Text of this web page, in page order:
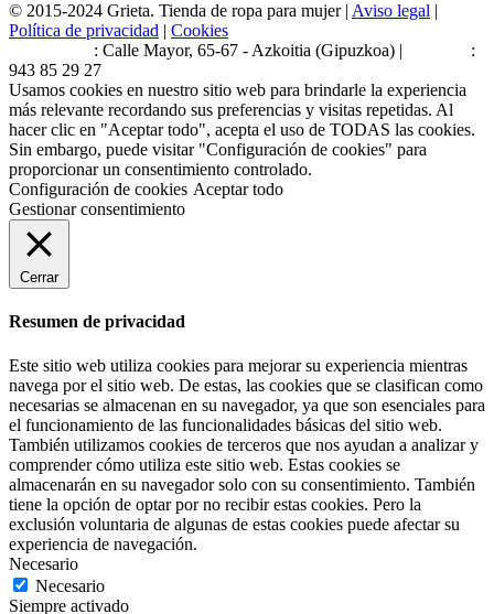
© 2015-2024 Grieta. Tienda de ropa para mujer | Aviso legal |
Política de privacidad | Cookies
: Calle Mayor, 65-67 - Azkoitia (Gipuzkoa) |
:
943 85 29 27
Usamos cookies en nuestro sitio web para brindarle la experiencia
más relevante recordando sus preferencias y visitas repetidas. Al
hacer clic en "Aceptar todo", acepta el uso de TODAS las cookies.
Sin embargo, puede visitar "Configuración de cookies" para
proporcionar un consentimiento controlado.
Configuración de cookies Aceptar todo
Gestionar consentimiento
Cerrar
Resumen de privacidad
Este sitio web utiliza cookies para mejorar su experiencia mientras
navega por el sitio web. De estas, las cookies que se clasifican como
necesarias se almacenan en su navegador, ya que son esenciales para
el funcionamiento de las funcionalidades básicas del sitio web.
También utilizamos cookies de terceros que nos ayudan a analizar y
comprender cómo utiliza este sitio web. Estas cookies se
almacenarán en su navegador solo con su consentimiento. También
tiene la opción de optar por no recibir estas cookies. Pero la
exclusión voluntaria de algunas de estas cookies puede afectar su
experiencia de navegación.
Necesario
Necesario
Siempre activado